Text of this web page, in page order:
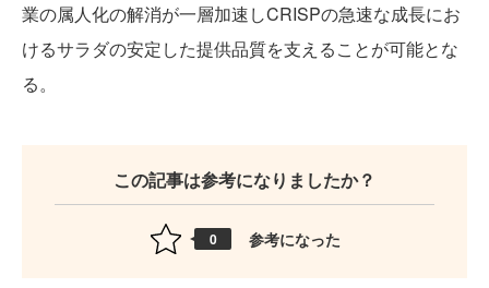
業の属人化の解消が一層加速しCRISPの急速な成長にお
けるサラダの安定した提供品質を支えることが可能とな
る。
この記事は参考になりましたか？
0 参考になった